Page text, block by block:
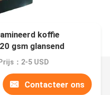
koffie
gsm glansend
Prijs：2-5 USD
Contacteer ons